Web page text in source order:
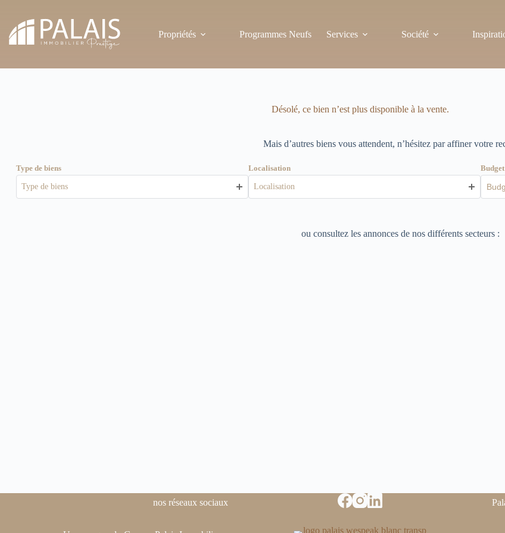
contenu
Propriétés Programmes Neufs Services Société
Désolé, ce bien n’est plus disponible à la vente.
Mais d’autres biens vous attendent, n’hésitez par affiner votre
Type de biens
Type de biens
Localisation
Localisation
Budget
ou consultez les annonces de nos différents secteurs :
nos réseaux sociaux